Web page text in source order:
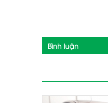
Bình luận